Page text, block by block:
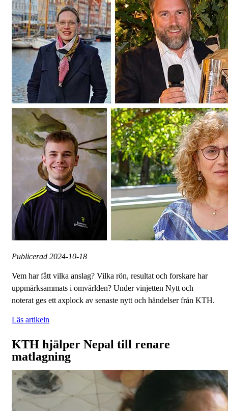
Publicerad 2024-10-18
Vem har fått vilka anslag? Vilka rön, resultat och forskare har
uppmärksammats i omvärlden? Under vinjetten Nytt och
noterat ges ett axplock av senaste nytt och händelser från KTH.
Läs artikeln
KTH hjälper Nepal till renare
matlagning